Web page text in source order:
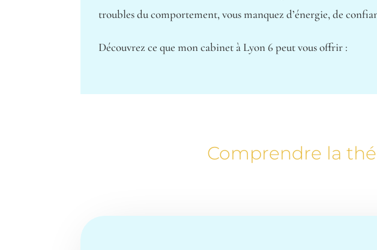
troubles du comportement, vous manquez d’énergie, de
Découvrez ce que mon cabinet à Lyon 6 peut vous offrir :
Comprendre la